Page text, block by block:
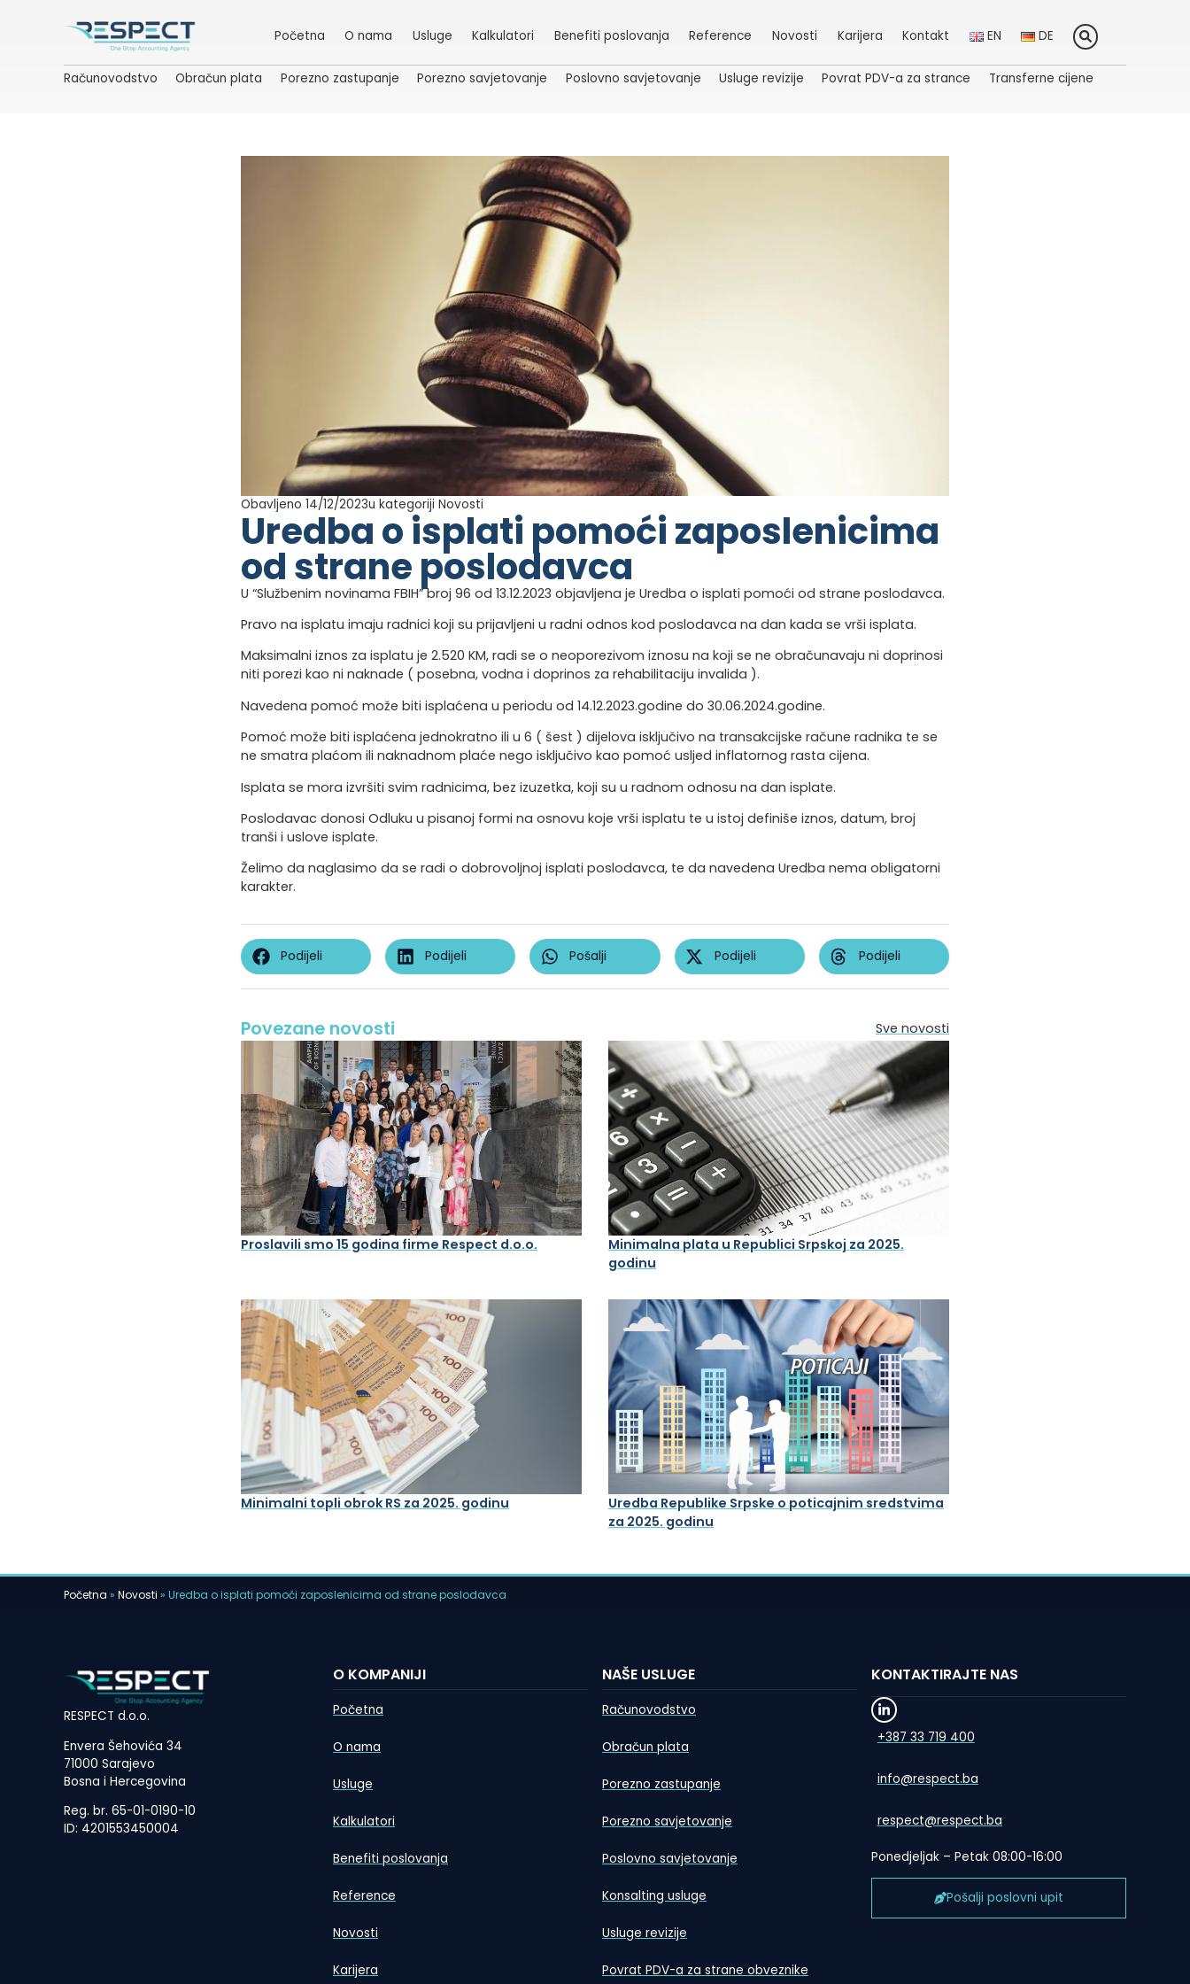
Početna O nama Usluge Kalkulatori Benefiti poslovanja Reference Novosti Karijera Kontakt EN DE
Računovodstvo Obračun plata Porezno zastupanje Porezno savjetovanje Poslovno savjetovanje Usluge revizije Povrat PDV-a za strance Transferne cijene
Obavljeno 14/12/2023u kategoriji Novosti
Uredba o isplati pomoći zaposlenicima
od strane poslodavca
U “Službenim novinama FBIH” broj 96 od 13.12.2023 objavljena je Uredba o isplati pomoći od strane poslodavca.
Pravo na isplatu imaju radnici koji su prijavljeni u radni odnos kod poslodavca na dan kada se vrši isplata.
Maksimalni iznos za isplatu je 2.520 KM, radi se o neoporezivom iznosu na koji se ne obračunavaju ni doprinosi
niti porezi kao ni naknade ( posebna, vodna i doprinos za rehabilitaciju invalida ).
Navedena pomoć može biti isplaćena u periodu od 14.12.2023.godine do 30.06.2024.godine.
Pomoć može biti isplaćena jednokratno ili u 6 ( šest ) dijelova isključivo na transakcijske račune radnika te se
ne smatra plaćom ili naknadnom plaće nego isključivo kao pomoć usljed inflatornog rasta cijena.
Isplata se mora izvršiti svim radnicima, bez izuzetka, koji su u radnom odnosu na dan isplate.
Poslodavac donosi Odluku u pisanoj formi na osnovu koje vrši isplatu te u istoj definiše iznos, datum, broj
tranši i uslove isplate.
Želimo da naglasimo da se radi o dobrovoljnoj isplati poslodavca, te da navedena Uredba nema obligatorni
karakter.
Podijeli Podijeli Pošalji Podijeli Podijeli
Povezane novosti Sve novosti
Proslavili smo 15 godina firme Respect d.o.o.
Minimalna plata u Republici Srpskoj za 2025.
godinu
Minimalni topli obrok RS za 2025. godinu
Uredba Republike Srpske o poticajnim sredstvima
za 2025. godinu
Početna » Novosti » Uredba o isplati pomoći zaposlenicima od strane poslodavca
RESPECT d.o.o.
Envera Šehovića 34
71000 Sarajevo
Bosna i Hercegovina
Reg. br. 65-01-0190-10
ID: 4201553450004
O KOMPANIJI
Početna
O nama
Usluge
Kalkulatori
Benefiti poslovanja
Reference
Novosti
Karijera
NAŠE USLUGE
Računovodstvo
Obračun plata
Porezno zastupanje
Porezno savjetovanje
Poslovno savjetovanje
Konsalting usluge
Usluge revizije
Povrat PDV-a za strane obveznike
KONTAKTIRAJTE NAS
+387 33 719 400
info@respect.ba
respect@respect.ba
Ponedjeljak – Petak 08:00-16:00
Pošalji poslovni upit